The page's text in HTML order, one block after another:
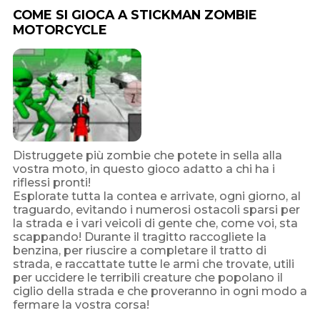
COME SI GIOCA A STICKMAN ZOMBIE
MOTORCYCLE
Distruggete più zombie che potete in sella alla
vostra moto, in questo gioco adatto a chi ha i
riflessi pronti!
Esplorate tutta la contea e arrivate, ogni giorno, al
traguardo, evitando i numerosi ostacoli sparsi per
la strada e i vari veicoli di gente che, come voi, sta
scappando! Durante il tragitto raccogliete la
benzina, per riuscire a completare il tratto di
strada, e raccattate tutte le armi che trovate, utili
per uccidere le terribili creature che popolano il
ciglio della strada e che proveranno in ogni modo a
fermare la vostra corsa!